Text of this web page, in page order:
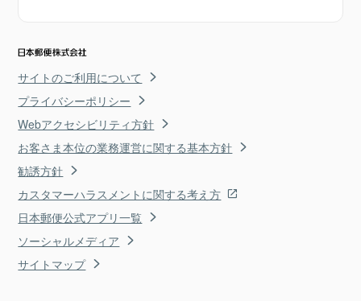
サイトのご利用について
プライバシーポリシー
Webアクセシビリティ方針
お客さま本位の業務運営に関する基本方針
勧誘方針
カスタマーハラスメントに関する考え方
日本郵便公式アプリ一覧
ソーシャルメディア
サイトマップ